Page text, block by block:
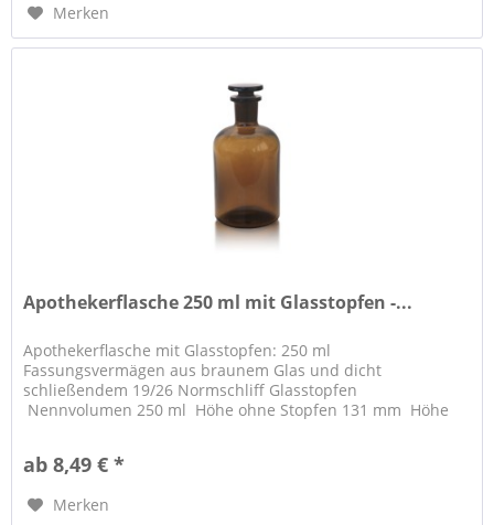
Merken
Apothekerflasche 250 ml mit Glasstopfen -...
Apothekerflasche mit Glasstopfen: 250 ml
Fassungsvermägen aus braunem Glas und dicht
schließendem 19/26 Normschliff Glasstopfen
Nennvolumen 250 ml Höhe ohne Stopfen 131 mm Höhe
ab 8,49 € *
Merken